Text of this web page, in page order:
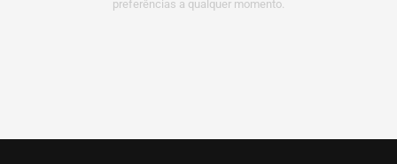
preferências a qualquer momento.